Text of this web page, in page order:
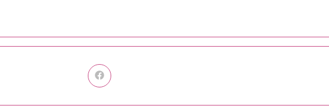
Ouvrir
dans
autre